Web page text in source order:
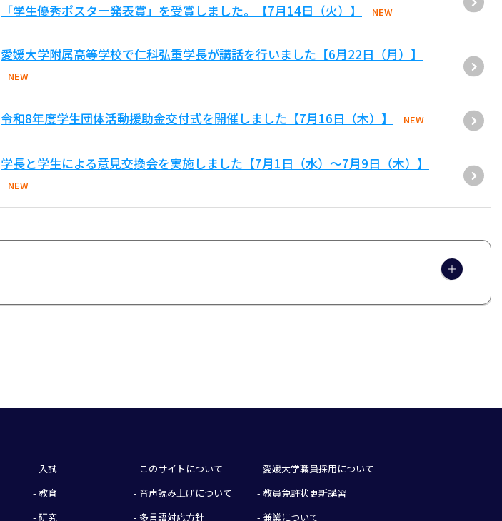
「学生優秀ポスター発表賞」を受賞しました。【7月14日（火）】
NEW
愛媛大学附属高等学校で仁科弘重学長が講話を行いました【6月22日（月）】
NEW
令和8年度学生団体活動援助金交付式を開催しました【7月16日（木）】 NEW
学長と学生による意見交換会を実施しました【7月1日（水）～7月9日（木）】
NEW
- 入試
- 教育
- 研究
- このサイトについて
- 音声読み上げについて
- 多言語対応方針
- 愛媛大学職員採用について
- 教員免許状更新講習
- 兼業について